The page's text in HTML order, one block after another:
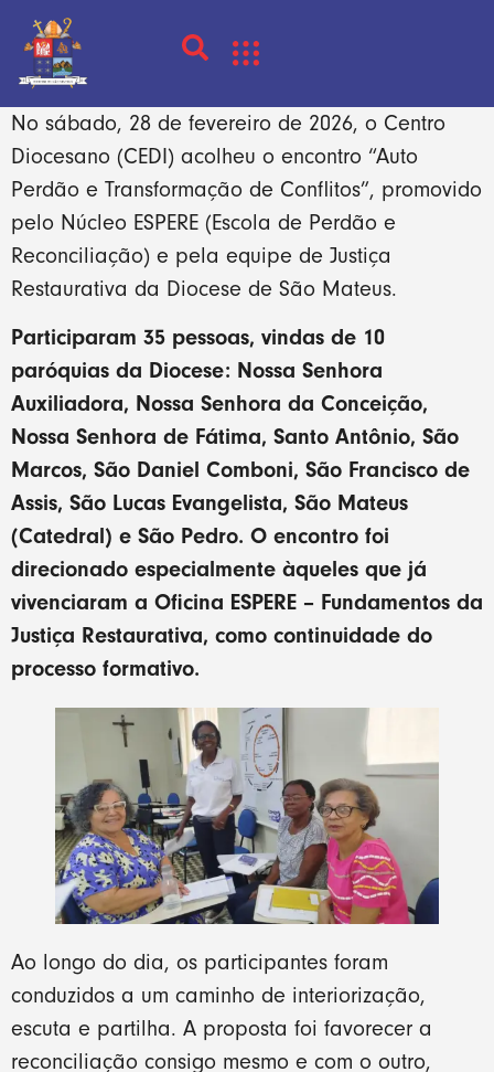
No sábado, 28 de fevereiro de 2026, o Centro
Diocesano (CEDI) acolheu o encontro “Auto
Perdão e Transformação de Conflitos”, promovido
pelo Núcleo ESPERE (Escola de Perdão e
Reconciliação) e pela equipe de Justiça
Restaurativa da Diocese de São Mateus.
Participaram 35 pessoas, vindas de 10
paróquias da Diocese: Nossa Senhora
Auxiliadora, Nossa Senhora da Conceição,
Nossa Senhora de Fátima, Santo Antônio, São
Marcos, São Daniel Comboni, São Francisco de
Assis, São Lucas Evangelista, São Mateus
(Catedral) e São Pedro. O encontro foi
direcionado especialmente àqueles que já
vivenciaram a Oficina ESPERE – Fundamentos da
Justiça Restaurativa, como continuidade do
processo formativo.
Ao longo do dia, os participantes foram
conduzidos a um caminho de interiorização,
escuta e partilha. A proposta foi favorecer a
reconciliação consigo mesmo e com o outro,